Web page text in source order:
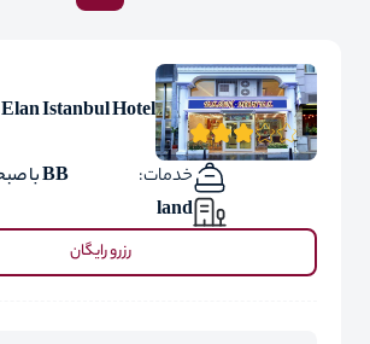
Elan Istanbul Hotel
خدمات:
BB با صبحانه
land
رزرو رایگان